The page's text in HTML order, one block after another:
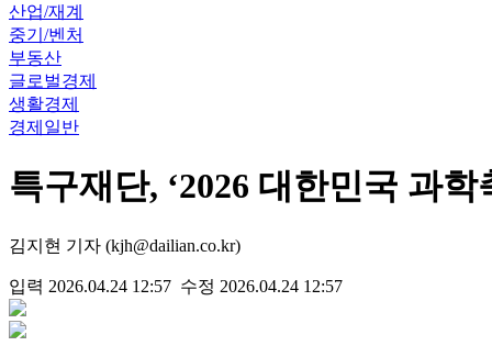
산업/재계
중기/벤처
부동산
글로벌경제
생활경제
경제일반
특구재단, ‘2026 대한민국 과
김지현 기자 (kjh@dailian.co.kr)
입력 2026.04.24 12:57 수정 2026.04.24 12:57